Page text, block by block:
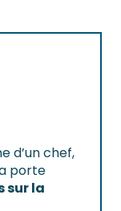
d’un chef,
porte
sur la